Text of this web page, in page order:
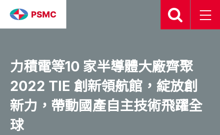
2022.10.14
力積電等10 家半導體大廠齊聚
2022 TIE 創新領航館，綻放創
新力，帶動國產自主技術飛躍全
球